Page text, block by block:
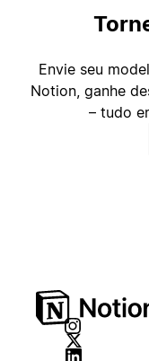
Envie seu
Notion, ganhe
– tudo